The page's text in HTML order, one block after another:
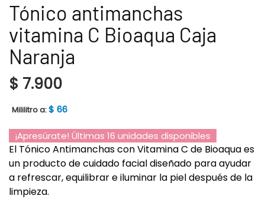
Tónico antimanchas
vitamina C Bioaqua Caja
Naranja
$ 7.900
Mililitro a:$ 66
¡Apresúrate! Últimas 16 unidades disponibles
El Tónico Antimanchas con Vitamina C de Bioaqua es
un producto de cuidado facial diseñado para ayudar
a refrescar, equilibrar e iluminar la piel después de la
limpieza.